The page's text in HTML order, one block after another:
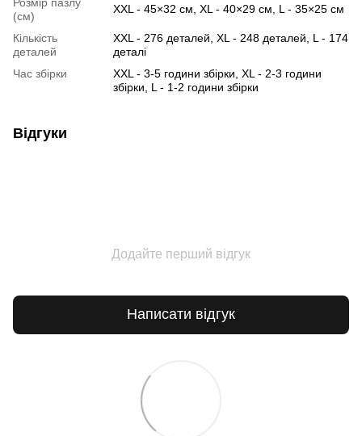
(см)
XXL - 45×32 см, XL - 40×29 см, L - 35×25 см
Кількість
деталей
XXL - 276 деталей, XL - 248 деталей, L - 174
деталі
Час збірки
XXL - 3-5 години збірки, XL - 2-3 години
збірки, L - 1-2 години збірки
Відгуки
Додайте перший відгук
Написати відгук